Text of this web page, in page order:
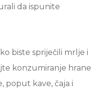
da ispunite
biste spriječili mrlje i
konzumiranje hrane
poput kave, čaja i